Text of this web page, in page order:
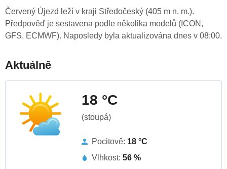
Červený Újezd leží v kraji Středočeský (405 m n. m.).
Předpověď je sestavena podle několika modelů (ICON,
GFS, ECMWF). Naposledy byla aktualizována dnes v 08:00.
Aktuálně
18 °C
(stoupá)
Pocitově: 18 °C
Vlhkost: 56 %